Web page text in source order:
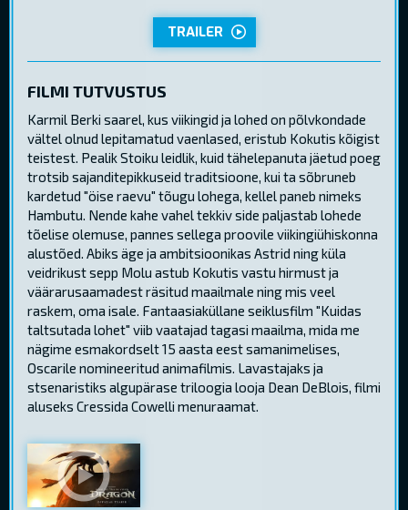
TRAILER
FILMI TUTVUSTUS
Karmil Berki saarel, kus viikingid ja lohed on põlvkondade
vältel olnud lepitamatud vaenlased, eristub Kokutis kõigist
teistest. Pealik Stoiku leidlik, kuid tähelepanuta jäetud poeg
trotsib sajanditepikkuseid traditsioone, kui ta sõbruneb
kardetud "öise raevu" tõugu lohega, kellel paneb nimeks
Hambutu. Nende kahe vahel tekkiv side paljastab lohede
tõelise olemuse, pannes sellega proovile viikingiühiskonna
alustõed. Abiks äge ja ambitsioonikas Astrid ning küla
veidrikust sepp Molu astub Kokutis vastu hirmust ja
väärarusaamadest räsitud maailmale ning mis veel
raskem, oma isale. Fantaasiaküllane seiklusfilm "Kuidas
taltsutada lohet" viib vaatajad tagasi maailma, mida me
nägime esmakordselt 15 aasta eest samanimelises,
Oscarile nomineeritud animafilmis. Lavastajaks ja
stsenaristiks algupärase triloogia looja Dean DeBlois, filmi
aluseks Cressida Cowelli menuraamat.